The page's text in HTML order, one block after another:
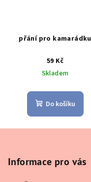
přání pro kamarádku
59 Kč
Skladem
Do košíku
Informace pro vás